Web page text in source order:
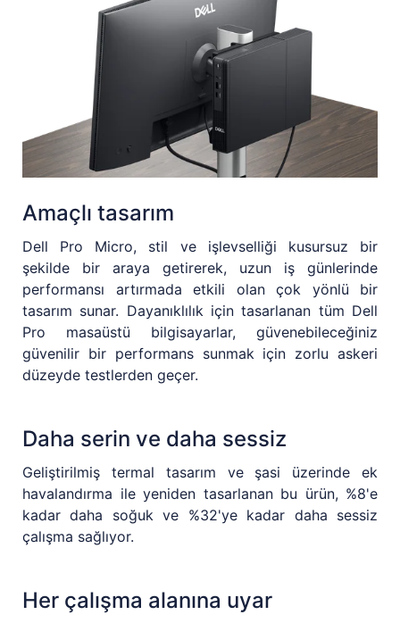
Amaçlı tasarım
Dell Pro Micro, stil ve işlevselliği kusursuz bir
şekilde bir araya getirerek, uzun iş günlerinde
performansı artırmada etkili olan çok yönlü bir
tasarım sunar. Dayanıklılık için tasarlanan tüm Dell
Pro masaüstü bilgisayarlar, güvenebileceğiniz
güvenilir bir performans sunmak için zorlu askeri
düzeyde testlerden geçer.
Daha serin ve daha sessiz
Geliştirilmiş termal tasarım ve şasi üzerinde ek
havalandırma ile yeniden tasarlanan bu ürün, %8'e
kadar daha soğuk ve %32'ye kadar daha sessiz
çalışma sağlıyor.
Her çalışma alanına uyar